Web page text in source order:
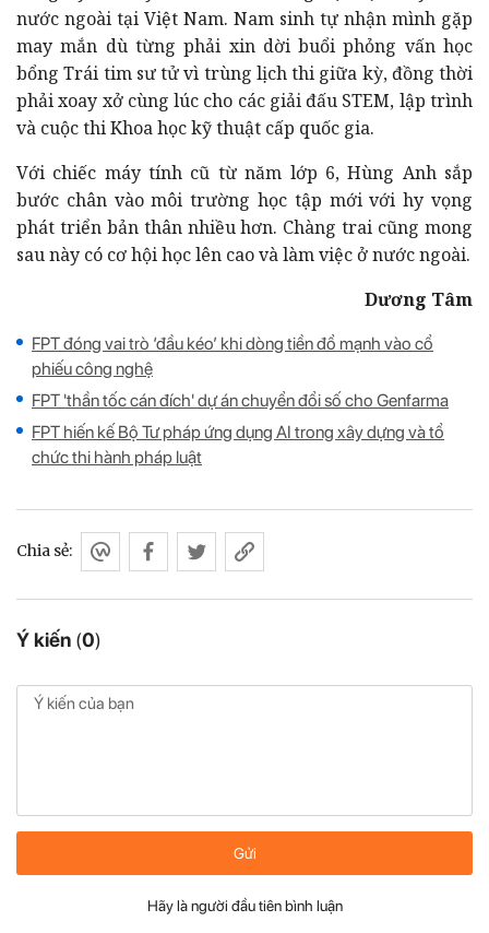
nước ngoài tại Việt Nam. Nam sinh tự nhận mình gặp
may mắn dù từng phải xin dời buổi phỏng vấn học
bổng Trái tim sư tử vì trùng lịch thi giữa kỳ, đồng thời
phải xoay xở cùng lúc cho các giải đấu STEM, lập trình
và cuộc thi Khoa học kỹ thuật cấp quốc gia.
Với chiếc máy tính cũ từ năm lớp 6, Hùng Anh sắp
bước chân vào môi trường học tập mới với hy vọng
phát triển bản thân nhiều hơn. Chàng trai cũng mong
sau này có cơ hội học lên cao và làm việc ở nước ngoài.
Dương Tâm
FPT đóng vai trò ‘đầu kéo’ khi dòng tiền đổ mạnh vào cổ
phiếu công nghệ
FPT 'thần tốc cán đích' dự án chuyển đổi số cho Genfarma
FPT hiến kế Bộ Tư pháp ứng dụng AI trong xây dựng và tổ
chức thi hành pháp luật
Ý kiến (0)
Chia sẻ:
Gửi
Hãy là người đầu tiên bình luận